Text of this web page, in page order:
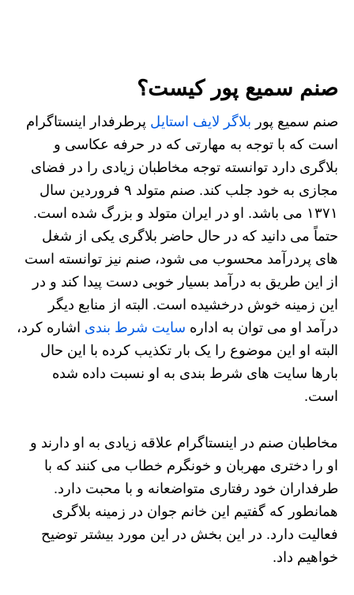
صنم سمیع پور کیست؟
صنم سمیع پور بلاگر لایف استایل پرطرفدار اینستاگرام
است که با توجه به مهارتی که در حرفه عکاسی و
بلاگری دارد توانسته توجه مخاطبان زیادی را در فضای
مجازی به خود جلب کند. صنم متولد ۹ فروردین سال
۱۳۷۱ می باشد. او در ایران متولد و بزرگ شده است.
حتماً می دانید که در حال حاضر بلاگری یکی از شغل
های پردرآمد محسوب می شود، صنم نیز توانسته است
از این طریق به درآمد بسیار خوبی دست پیدا کند و در
این زمینه خوش درخشیده است. البته از منابع دیگر
درآمد او می توان به اداره سایت شرط بندی اشاره کرد،
البته او این موضوع را یک بار تکذیب کرده با این حال
بارها سایت های شرط بندی به او نسبت داده شده
است.
مخاطبان صنم در اینستاگرام علاقه زیادی به او دارند و
او را دختری مهربان و خونگرم خطاب می کنند که با
طرفداران خود رفتاری متواضعانه و با محبت دارد.
همانطور که گفتیم این خانم جوان در زمینه بلاگری
فعالیت دارد. در این بخش در این مورد بیشتر توضیح
خواهیم داد.